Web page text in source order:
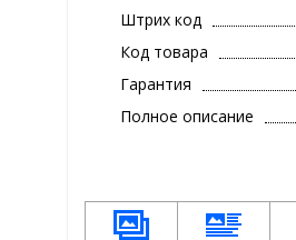
Штрих код
Код товара
Гарантия
Полное описание